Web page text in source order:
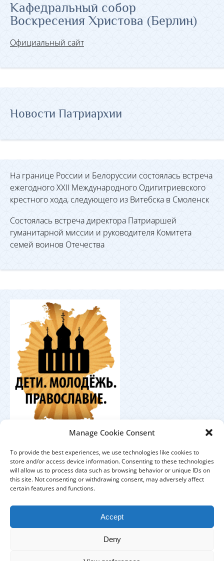
Manage Cookie Consent
To provide the best experiences, we use technologies like cookies to
store and/or access device information. Consenting to these technologies
will allow us to process data such as browsing behavior or unique IDs on
this site. Not consenting or withdrawing consent, may adversely affect
certain features and functions.
Accept
Deny
Кафедральный собор
Воскресения Христова (Берлин)
Официальный сайт
Новости Патриархии
На границе России и Белоруссии состоялась встреча
ежегодного XXII Международного Одигитриевского
крестного хода, следующего из Витебска в Смоленск
Состоялась встреча директора Патриаршей
гуманитарной миссии и руководителя Комитета
семей воинов Отечества
центр по работе с православной молодёжью в
Германии